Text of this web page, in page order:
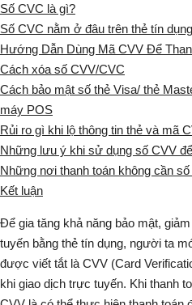
Số CVC là gì?
Số CVC nằm ở đâu trên thẻ tín
Hướng Dẫn Dùng Mã CVV Để
Cách xóa số CVV/CVC
Cách bảo mật số thẻ Visa/ thẻ
máy POS
Rủi ro gì khi lộ thông tin thẻ và mã
Những lưu ý khi sử dụng số CVV
Những nơi thanh toán không cần
Kết luận
Để gia tăng khả năng bảo mật,
tuyến bằng thẻ tín dụng, người ta
được viết tắt là CVV (Card
khi giao dịch trực tuyến. Khi thanh